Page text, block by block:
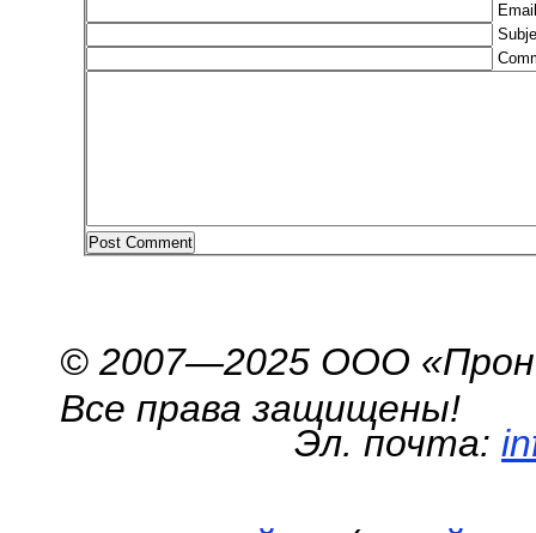
© 2007—2025 ООО
Все права защищены!
Эл. почта: